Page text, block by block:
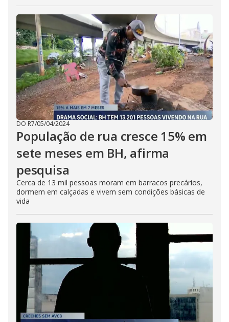
DO R7/05/04/2024
População de rua cresce 15% em
sete meses em BH, afirma
pesquisa
Cerca de 13 mil pessoas moram em barracos precários,
dormem em calçadas e vivem sem condições básicas de
vida